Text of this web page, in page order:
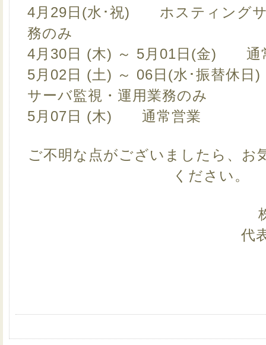
4月29日(水･祝) ホスティングサ
務のみ
4月30日 (木) ～ 5月01日(金) 通
5月02日 (土) ～ 06日(水･振替休
サーバ監視・運用業務のみ
5月07日 (木) 通常営業
ご不明な点がございましたら、お
ください。
代